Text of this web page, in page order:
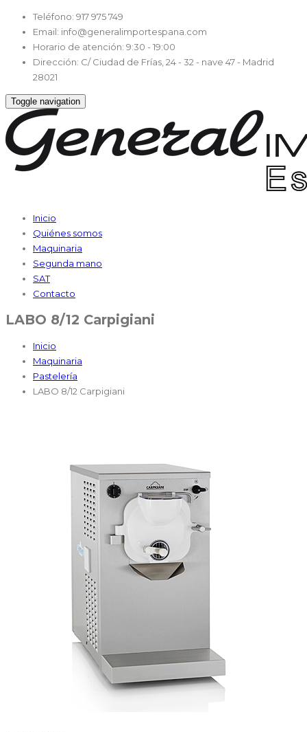
Teléfono: 917 975 749
Email: info@generalimportespana.com
Horario de atención: 9:30 - 19:00
Dirección: C/ Ciudad de Frías, 24 - 32 - nave 47 - Madrid
28021
Toggle navigation
Inicio
Quiénes somos
Maquinaria
Segunda mano
SAT
Contacto
LABO 8/12 Carpigiani
Inicio
Maquinaria
Pastelería
LABO 8/12 Carpigiani